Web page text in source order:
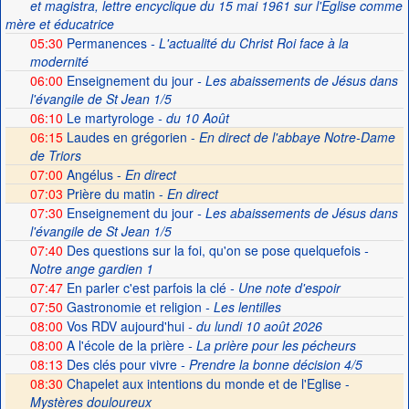
et magistra, lettre encyclique du 15 mai 1961 sur l'Église comme
mère et éducatrice
05:30 Permanences- L'actualité du Christ Roi face à la
modernité
06:00 Enseignement du jour- Les abaissements de Jésus dans
l'évangile de St Jean 1/5
06:10 Le martyrologe- du 10 Août
06:15Laudes en grégorien - En direct de l'abbaye Notre-Dame
de Triors
07:00 Angélus - En direct
07:03 Prière du matin - En direct
07:30 Enseignement du jour- Les abaissements de Jésus dans
l'évangile de St Jean 1/5
07:40 Des questions sur la foi, qu'on se pose quelquefois-
Notre ange gardien 1
07:47En parler c'est parfois la clé- Une note d'espoir
07:50 Gastronomie et religion - Les lentilles
08:00 Vos RDV aujourd'hui- du lundi 10 août 2026
08:00 A l'école de la prière- La prière pour les pécheurs
08:13 Des clés pour vivre- Prendre la bonne décision 4/5
08:30 Chapelet aux intentions du monde et de l'Eglise -
Mystères douloureux